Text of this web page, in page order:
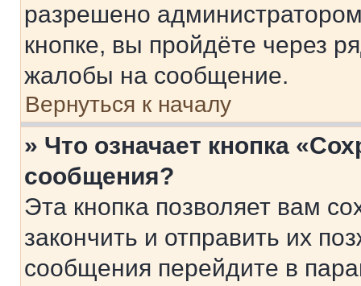
разрешено
кнопке, вы пройдёте через
жалобы на сообщение.
Вернуться к началу
» Что означает кнопка
сообщения?
Эта кнопка позволяет вам
закончить и отправить их
сообщения перейдите в